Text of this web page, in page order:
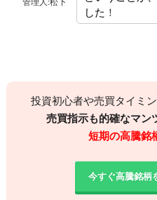
した ！
投資初心者や売買タイミ
売買指示も的確なマン
短期の高騰銘
今すぐ高騰銘柄